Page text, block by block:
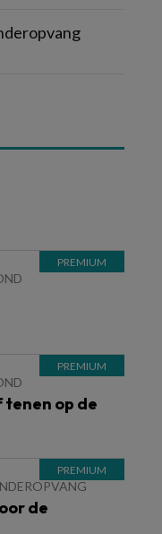
tenen op de
de